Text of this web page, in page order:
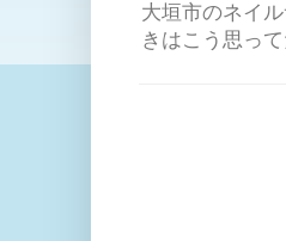
大垣市のネイ
きはこう思っ